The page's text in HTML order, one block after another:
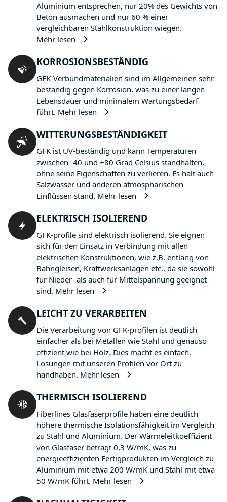
Aluminium entsprechen, nur 20% des Gewichts von
Beton ausmachen und nur 60 % einer
vergleichbaren Stahlkonstruktion wiegen.
Mehr lesen
KORROSIONSBESTÄNDIG
GFK-Verbundmaterialien sind im Allgemeinen sehr
beständig gegen Korrosion, was zu einer langen
Lebensdauer und minimalem Wartungsbedarf
führt. Mehr lesen
WITTERUNGSBESTÄNDIGKEIT
GFK ist UV-beständig und kann Temperaturen
zwischen -40 und +80 Grad Celsius standhalten,
ohne seine Eigenschaften zu verlieren. Es hält auch
Salzwasser und anderen atmosphärischen
Einflüssen stand. Mehr lesen
ELEKTRISCH ISOLIEREND
GFK-profile sind elektrisch isolierend. Sie eignen
sich für den Einsatz in Verbindung mit allen
elektrischen Konstruktionen, wie z.B. entlang von
Bahngleisen, Kraftwerksanlagen etc., da sie sowohl
für Nieder- als auch für Mittelspannung geeignet
sind. Mehr lesen
LEICHT ZU VERARBEITEN
Die Verarbeitung von GFK-profilen ist deutlich
einfacher als bei Metallen wie Stahl und genauso
effizient wie bei Holz. Dies macht es einfach,
Lösungen mit unseren Profilen vor Ort zu
handhaben. Mehr lesen
THERMISCH ISOLIEREND
Fiberlines Glasfaserprofile haben eine deutlich
höhere thermische Isolationsfähigkeit im Vergleich
zu Stahl und Aluminium. Der Wärmeleitkoeffizient
von Glasfaser beträgt 0,3 W/mK, was zu
energieeffizienten Fertigprodukten im Vergleich zu
Aluminium mit etwa 200 W/mK und Stahl mit etwa
50 W/mK führt. Mehr lesen